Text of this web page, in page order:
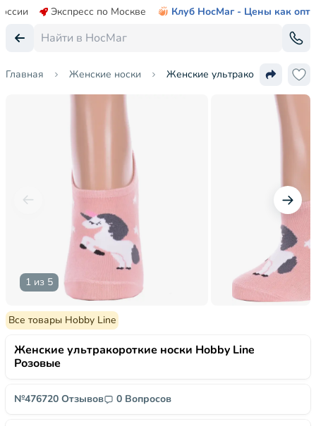
Экспресс по Москве Клуб НосМаг - Цены как опт
Главная Женские носки Женские ультракороткие
1 из 5
Все товары Hobby Line
Женские ультракороткие носки Hobby Line
Розовые
№476720 Отзывов 0 Вопросов